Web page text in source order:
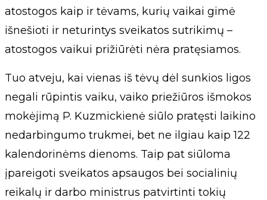
atostogos kaip ir tėvams, kurių vaikai gimė
išnešioti ir neturintys sveikatos sutrikimų –
atostogos vaikui prižiūrėti nėra pratęsiamos.
Tuo atveju, kai vienas iš tėvų dėl sunkios ligos
negali rūpintis vaiku, vaiko priežiūros išmokos
mokėjimą P. Kuzmickienė siūlo pratęsti laikino
nedarbingumo trukmei, bet ne ilgiau kaip 122
kalendorinėms dienoms. Taip pat siūloma
įpareigoti sveikatos apsaugos bei socialinių
reikalų ir darbo ministrus patvirtinti tokių